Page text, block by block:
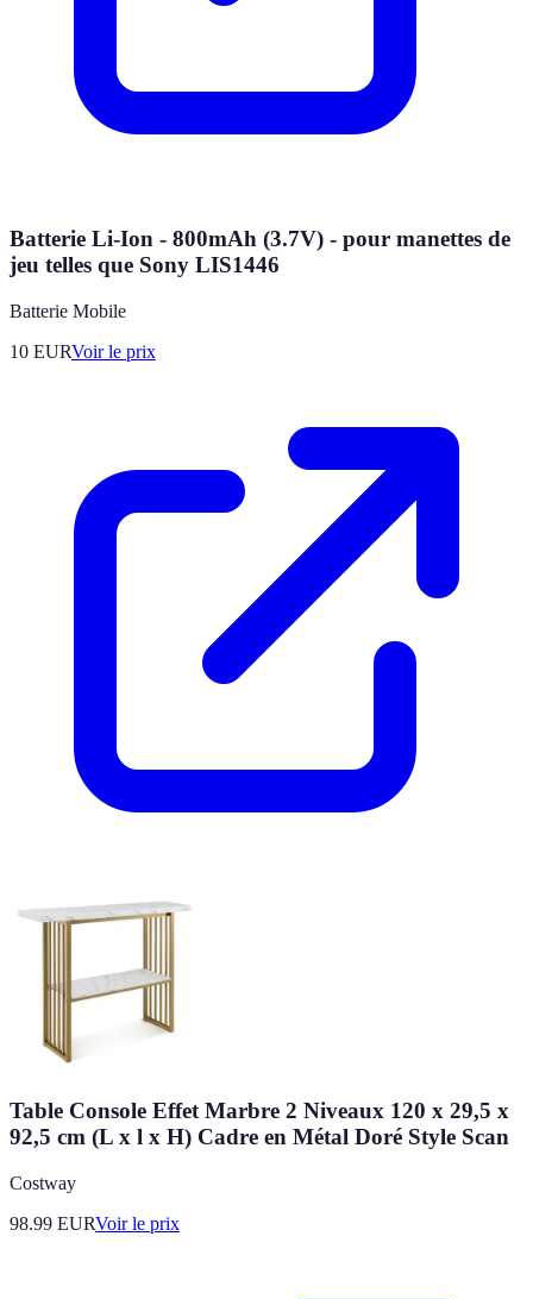
Batterie Li-Ion - 800mAh (3.7V) - pour manettes de
jeu telles que Sony LIS1446
Batterie Mobile
10 EURVoir le prix
Table Console Effet Marbre 2 Niveaux 120 x 29,5 x
92,5 cm (L x l x H) Cadre en Métal Doré Style Scan
Costway
98.99 EURVoir le prix